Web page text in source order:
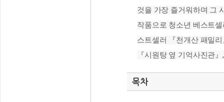
것을 가장 즐거워하며 그
작품으로 청소년 베스트
스트셀러 『천개산 패밀
『시원탕 옆 기억사진관
목차